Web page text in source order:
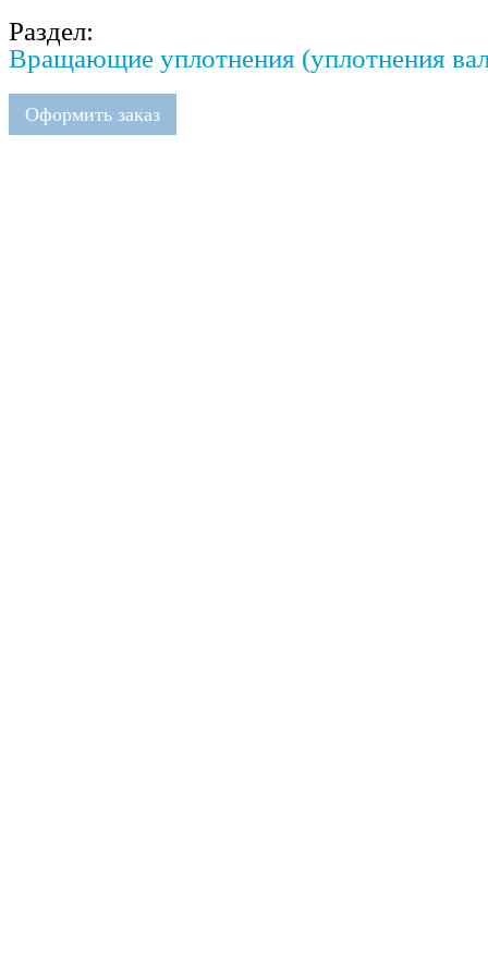
Раздел:
Вращающие уплотнения (уплотнения
Оформить заказ